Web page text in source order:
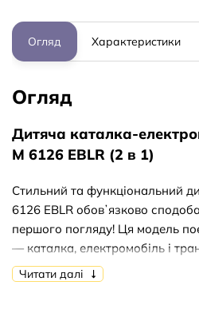
Огляд Характеристики
Огляд
Дитяча каталка-
M 6126 EBLR (2 в 1)
Стильний та функціональний
6126 EBLR обовʼязково
першого погляду! Ця модель
— каталка, електромобіль і
керуванням, забезпечуючи
прогулянки в будь-якому
Читати далі